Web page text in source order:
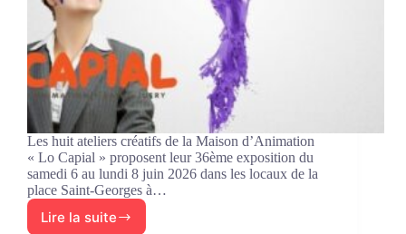
Les huit ateliers créatifs de la Maison d’Animation
« Lo Capial » proposent leur 36ème exposition du
samedi 6 au lundi 8 juin 2026 dans les locaux de la
place Saint-Georges à…
Lire la suite
Les